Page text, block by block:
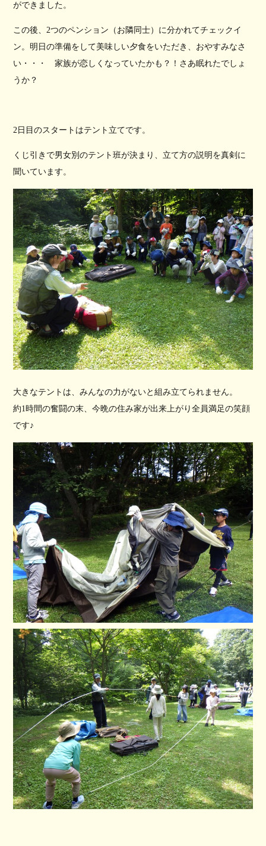
ができました。
この後、2つのペンション（お隣同士）に分かれてチェックイ
ン。明日の準備をして美味しい夕食をいただき、おやすみなさ
い・・・ 家族が恋しくなっていたかも？！さあ眠れたでしょ
うか？
2日目のスタートはテント立てです。
くじ引きで男女別のテント班が決まり、立て方の説明を真剣に
聞いています。
大きなテントは、みんなの力がないと組み立てられません。
約1時間の奮闘の末、今晩の住み家が出来上がり全員満足の笑顔
です♪